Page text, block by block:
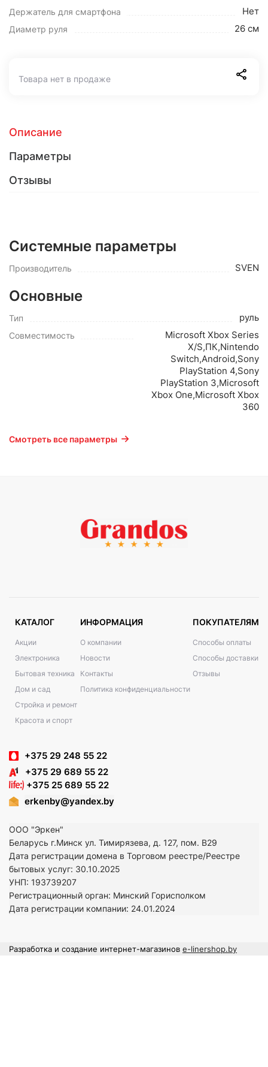
Держатель для смартфона Нет
Диаметр руля 26 см
Товара нет в продаже
Описание
Параметры
Отзывы
Системные параметры
Производитель SVEN
Основные
Тип руль
Совместимость
Microsoft Xbox Series
X/S,ПК,Nintendo
Switch,Android,Sony
PlayStation 4,Sony
PlayStation 3,Microsoft
Xbox One,Microsoft Xbox
360
Смотреть все параметры
КАТАЛОГ
Акции
Электроника
Бытовая техника
Дом и сад
Стройка и ремонт
Красота и спорт
ИНФОРМАЦИЯ
О компании
Новости
Контакты
Политика конфиденциальности
ПОКУПАТЕЛЯМ
Способы оплаты
Способы доставки
Отзывы
+375 29 248 55 22
+375 29 689 55 22
+375 25 689 55 22
erkenby@yandex.by
ООО "Эркен"
Беларусь г.Минск ул. Тимирязева, д. 127, пом. В29
Дата регистрации домена в Торговом реестре/Реестре
бытовых услуг: 30.10.2025
УНП: 193739207
Регистрационный орган: Минский Горисполком
Дата регистрации компании: 24.01.2024
Разработка и создание интернет-магазинов e-linershop.by